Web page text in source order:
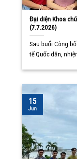
Đại diện Khoa
(7.7.2026)
Sau buổi Công
tế Quốc dân,
15
Jun